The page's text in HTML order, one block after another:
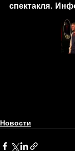
спектакля.
Новости